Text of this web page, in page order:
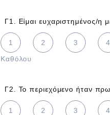
Γ1. Είμαι ευχαριστημένος/η
Καθόλου
1 2 3
4
1 is Καθόλου, 5 is Πάρα
Γ2. Το περιεχόμενο ήταν
1 2 3
4
1 is Καθόλου, 5 is Πάρα